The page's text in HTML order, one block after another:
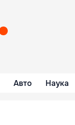
Авто Наука